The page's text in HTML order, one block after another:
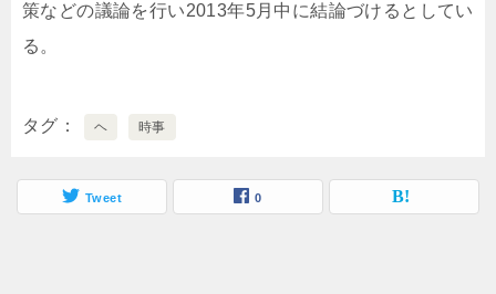
策などの議論を行い2013年5月中に結論づけるとしてい
る。
タグ ヘ 時事
Tweet 0